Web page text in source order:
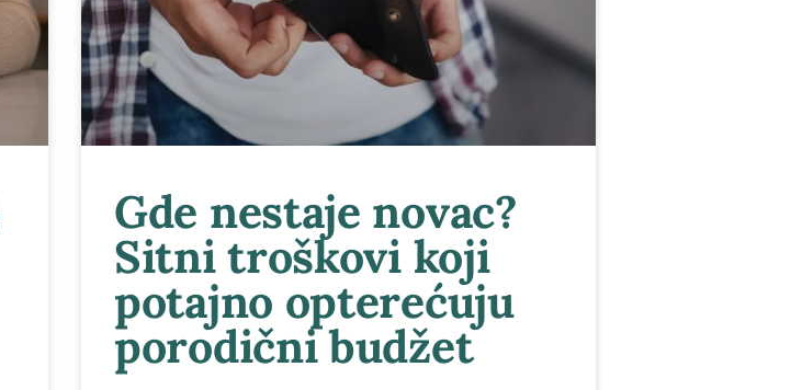
Gde nestaje novac?
Sitni troškovi koji
potajno opterećuju
porodični budžet